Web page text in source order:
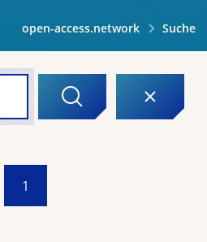
open-access.network Suche
1